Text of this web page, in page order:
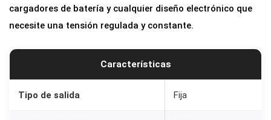
0
V
1
5
A
cargadores de batería y cualquier diseño electrónico que
necesite una tensión regulada y constante.
Características
Tipo de salida Fija